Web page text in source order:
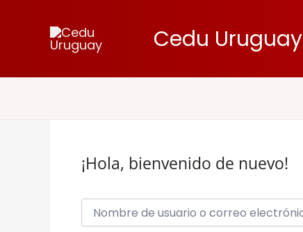
contenido
Cedu Uruguay
¡Hola, bienvenido de nuevo!